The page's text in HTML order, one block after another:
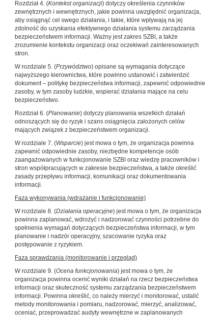
Rozdział 4. (Kontekst organizacji) dotyczy określenia czynników
zewnętrznych i wewnętrznych, jakie powinna uwzględnić organizacja,
aby osiągnąć cel swego działania, i takie, które wpływają na jej
zdolność do uzyskania efektywnego działania systemu zarządzania
bezpieczeństwem informacji. Ważny jest zakres SZBI, a także
zrozumienie kontekstu organizacji oraz oczekiwań zainteresowanych
stron.
W rozdziale 5. (Przywództwo) opisane są wymagania dotyczące
najwyższego kierownictwa, które powinno ustanowić i zatwierdzić
dokument – politykę bezpieczeństwa informacji, zapewnić odpowiednie
zasoby, w tym zasoby ludzkie, wspierać działania mające na celu
bezpieczeństwo.
Rozdział 6. (Planowanie) dotyczy planowania wszelkich działań
odnoszących się do ryzyk i szans osiągnięcia założonych celów
mających związek z bezpieczeństwem organizacji.
W rozdziale 7. (Wsparcie) jest mowa o tym, że organizacja powinna
zapewnić odpowiednie zasoby, niezbędne kompetencje osób
zaangażowanych w funkcjonowanie SZBI oraz wiedzę pracowników i
stron współpracujących w zakresie bezpieczeństwa, a także określić
zasady przepływu informacji, komunikacji oraz dokumentowania
informacji.
Faza wykonywania (wdrażanie i funkcjonowanie)
W rozdziale 8. (Działania operacyjne) jest mowa o tym, że organizacja
powinna zaplanować, wdrożyć i nadzorować czynności potrzebne do
spełnienia wymagań dotyczących bezpieczeństwa informacji, w tym
planowanie i nadzór operacyjny, szacowanie ryzyka oraz
postępowanie z ryzykiem.
Faza sprawdzania (monitorowanie i przegląd)
W rozdziale 9. (Ocena funkcjonowania) jest mowa o tym, że
organizacja powinna ocenić wyniki działań na rzecz bezpieczeństwa
informacji oraz skuteczność systemu zarządzania bezpieczeństwem
informacji. Powinna określić, co należy mierzyć i monitorować, ustalić
metody monitorowania i pomiaru, nadzorować, mierzyć, analizować,
oceniać, przeprowadzać audyty wewnętrzne w zaplanowanych